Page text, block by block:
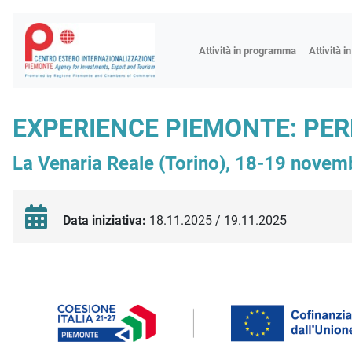
Attività in programma Attività
Fiere
Workshop
Incontri
Focus
EXPERIENCE PIEMONTE:
La Venaria Reale (Torino), 18-19
Data iniziativa: 18.11.2025 / 19.11.2025